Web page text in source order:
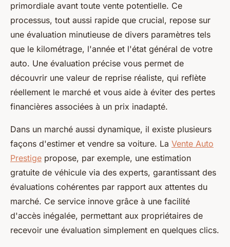
primordiale avant toute vente potentielle. Ce
processus, tout aussi rapide que crucial, repose sur
une évaluation minutieuse de divers paramètres tels
que le kilométrage, l'année et l'état général de votre
auto. Une évaluation précise vous permet de
découvrir une valeur de reprise réaliste, qui reflète
réellement le marché et vous aide à éviter des pertes
financières associées à un prix inadapté.
Dans un marché aussi dynamique, il existe plusieurs
façons d'estimer et vendre sa voiture. La Vente Auto
Prestige propose, par exemple, une estimation
gratuite de véhicule via des experts, garantissant des
évaluations cohérentes par rapport aux attentes du
marché. Ce service innove grâce à une facilité
d'accès inégalée, permettant aux propriétaires de
recevoir une évaluation simplement en quelques clics.